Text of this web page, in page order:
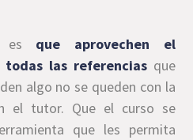
es que aprovechen el
las referenciasque
algo no se queden con la
el tutor. Que el curso se
que les permita